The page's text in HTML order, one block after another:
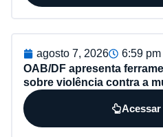
agosto 7, 2026
6:59 pm
OAB/DF apresenta
sobre violência contra a